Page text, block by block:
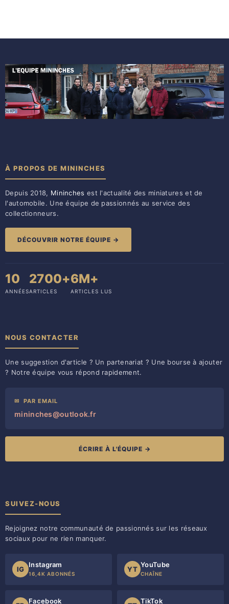
À PROPOS DE MININCHES
Depuis 2018, Mininches est l'actualité des miniatures et de
l'automobile. Une équipe de passionnés au service des
collectionneurs.
DÉCOUVRIR NOTRE ÉQUIPE →
10
ANNÉES
2700+
ARTICLES
6M+
ARTICLES LUS
NOUS CONTACTER
Une suggestion d'article ? Un partenariat ? Une bourse à ajouter
? Notre équipe vous répond rapidement.
✉ PAR EMAIL
mininches@outlook.fr
ÉCRIRE À L'ÉQUIPE →
SUIVEZ-NOUS
Rejoignez notre communauté de passionnés sur les réseaux
sociaux pour ne rien manquer.
IG
Instagram
16,4K ABONNÉS
YT
YouTube
CHAÎNE
Facebook TikTok